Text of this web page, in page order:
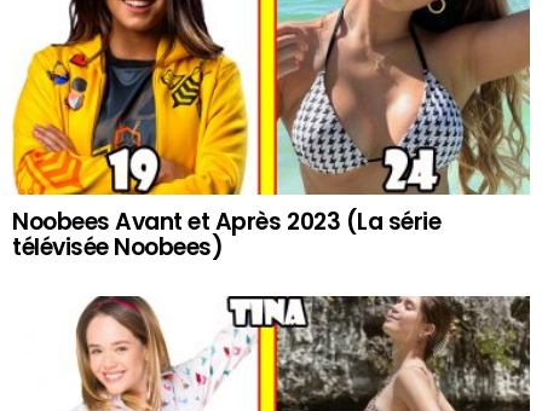
Noobees Avant et Après 2023 (La série
télévisée Noobees)